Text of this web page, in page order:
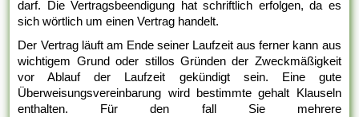
darf. Die Vertragsbeendigung hat schriftlich erfolgen, da es
sich wörtlich um einen Vertrag handelt.
Der Vertrag läuft am Ende seiner Laufzeit aus ferner kann aus
wichtigem Grund oder stillos Gründen der Zweckmäßigkeit
vor Ablauf der Laufzeit gekündigt sein. Eine gute
Überweisungsvereinbarung wird bestimmte gehalt Klauseln
enthalten. Für den fall Sie mehrere